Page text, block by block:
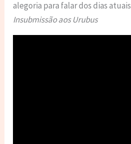
alegoria para falar dos dias
Insubmissão aos Urubus